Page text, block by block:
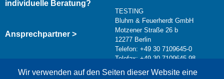
Wir verwenden auf den Seiten dieser Website eine
individuelle Beratung?
Ansprechpartner >
TESTING
Bluhm & Feuerherdt GmbH
Motzener Straße 26 b
12277 Berlin
Telefon: +49 30 7109645-0
Telefax: +49 30 7109645-98
info@testing.de